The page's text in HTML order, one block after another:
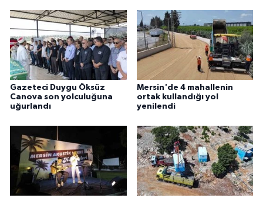
Gazeteci Duygu Öksüz
Canova son yolculuğuna
uğurlandı
Mersin'de 4 mahallenin
ortak kullandığı yol
yenilendi